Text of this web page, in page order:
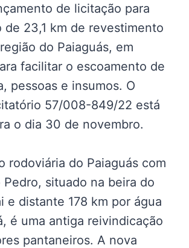
de licitação para
de 23,1 km de revestimento
do Paiaguás, em
facilitar o escoamento de
pessoas e insumos. O
57/008-849/22 está
o dia 30 de novembro.
rodoviária do Paiaguás com
Pedro, situado na beira do
e distante 178 km por água
é uma antiga reivindicação
pantaneiros. A nova